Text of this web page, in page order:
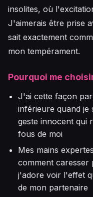
insolites, où
J'aimerais être prise
sait exactement
mon tempérament.
Pourquoi me
J'ai cette façon
inférieure quand je
geste innocent qui
fous de moi
Mes mains
comment
j'adore voir l'effet
de mon partenaire